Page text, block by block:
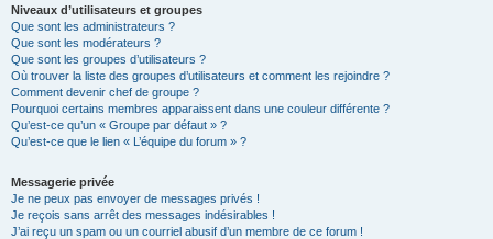
Niveaux d’utilisateurs et groupes
Que sont les administrateurs ?
Que sont les modérateurs ?
Que sont les groupes d’utilisateurs ?
Où trouver la liste des groupes d’utilisateurs et comment les rejoindre ?
Comment devenir chef de groupe ?
Pourquoi certains membres apparaissent dans une couleur différente ?
Qu’est-ce qu’un « Groupe par défaut » ?
Qu’est-ce que le lien « L’équipe du forum » ?
Messagerie privée
Je ne peux pas envoyer de messages privés !
Je reçois sans arrêt des messages indésirables !
J’ai reçu un spam ou un courriel abusif d’un membre de ce forum !